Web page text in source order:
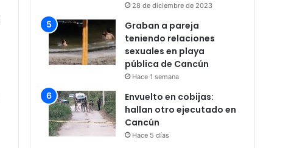
28 de diciembre de 2023
Graban a pareja
teniendo relaciones
sexuales en playa
pública de Cancún
Hace 1 semana
Envuelto en cobijas:
hallan otro ejecutado en
Cancún
Hace 5 días